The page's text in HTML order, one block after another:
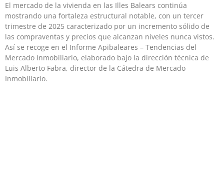
El mercado de la vivienda en las Illes Balears continúa
mostrando una fortaleza estructural notable, con un tercer
trimestre de 2025 caracterizado por un incremento sólido de
las compraventas y precios que alcanzan niveles nunca vistos.
Así se recoge en el Informe Apibaleares – Tendencias del
Mercado Inmobiliario, elaborado bajo la dirección técnica de
Luis Alberto Fabra, director de la Cátedra de Mercado
Inmobiliario.